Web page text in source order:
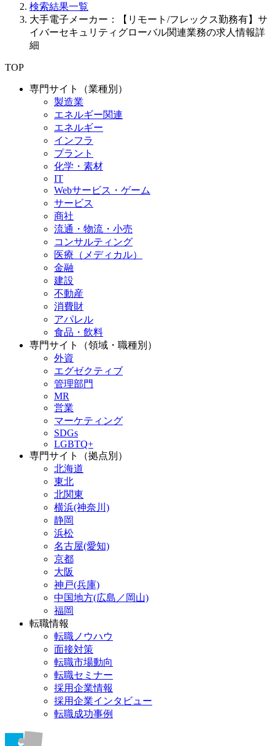
検索結果一覧
大手電子メーカー：【リモート/フレックス勤務有】サ
イバーセキュリティグローバル関連業務の求人情報詳
細
TOP
専門サイト（業種別）
製造業
エネルギー関連
エネルギー
インフラ
プラント
化学・素材
IT
Webサービス・ゲーム
サービス
商社
流通・物流・小売
コンサルティング
医療（メディカル）
金融
建設
不動産
消費財
アパレル
食品・飲料
専門サイト（領域・職種別）
外資
エグゼクティブ
管理部門
MR
営業
マーケティング
SDGs
LGBTQ+
専門サイト（拠点別）
北海道
東北
北関東
横浜(神奈川)
静岡
浜松
名古屋(愛知)
京都
大阪
神戸(兵庫)
中国地方(広島／岡山)
福岡
転職情報
転職ノウハウ
面接対策
転職市場動向
転職セミナー
採用企業情報
採用企業インタビュー
転職成功事例